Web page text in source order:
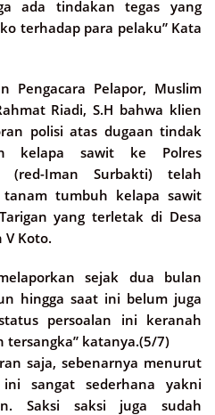
ada tindakan tegas yang
terhadap para pelaku” Kata
Pengacara Pelapor, Muslim
Riadi, S.H bahwa klien
polisi atas dugaan tindak
kelapa sawit ke Polres
(red-Iman Surbakti) telah
tanam tumbuh kelapa sawit
yang terletak di Desa
V Koto.
sejak dua bulan
hingga saat ini belum juga
persoalan ini keranah
katanya.(5/7)
saja, sebenarnya menurut
sangat sederhana yakni
Saksi saksi juga sudah